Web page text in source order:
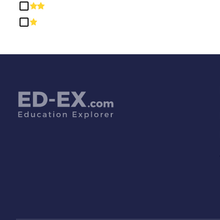
Langues étrangères,
Littératures et Linguistique
Mathématiques et Statistiques
Religieuses
Production de Précision